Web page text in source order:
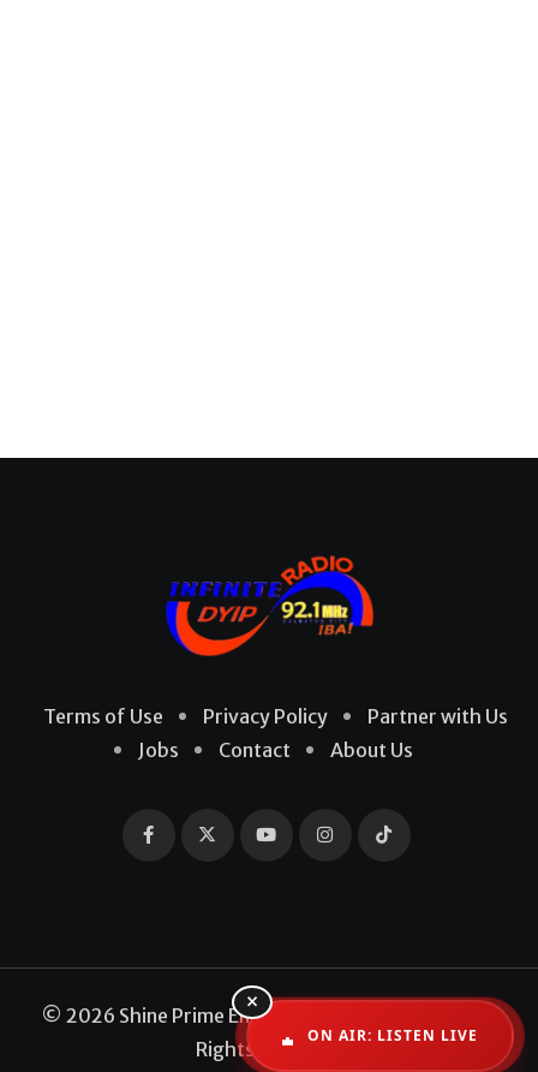
Terms of Use Privacy Policy
Partner with Us
Jobs
Contact About Us
© 2026 Shine Prime Entertainment Production. All
Rights Reserved
×
ON AIR: LISTEN LIVE